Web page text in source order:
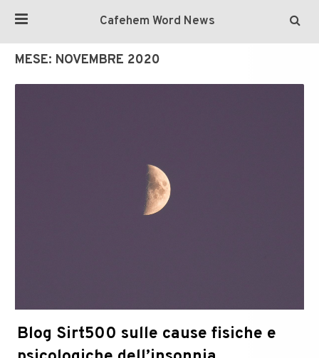
Cafehem Word News
MESE: NOVEMBRE 2020
Blog Sirt500 sulle cause fisiche e